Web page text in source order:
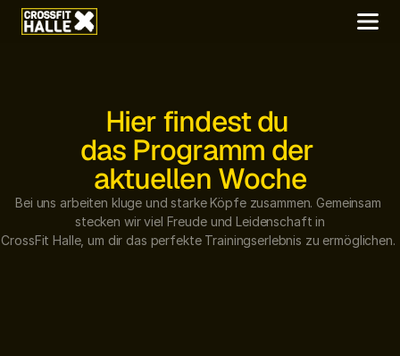
Hier findest du
das Programm der
aktuellen Woche
Bei uns arbeiten kluge und starke Köpfe zusammen. Gemeinsam
stecken wir viel Freude und Leidenschaft in
CrossFit Halle, um dir das perfekte Trainingserlebnis zu ermöglichen.